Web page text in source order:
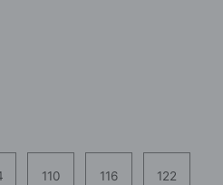
110 116 122